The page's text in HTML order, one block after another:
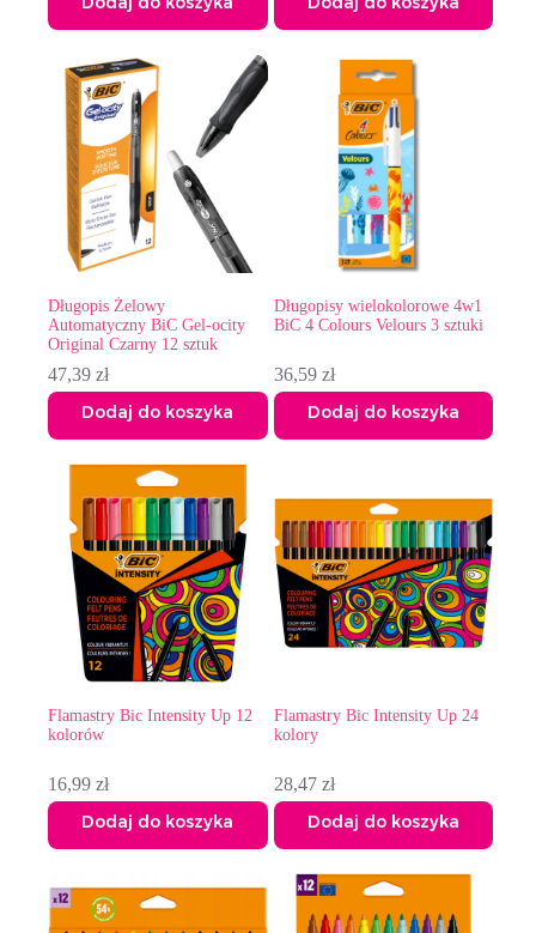
Długopis Żelowy
Automatyczny BiC Gel-ocity
Original Czarny 12 sztuk
47,39 zł
Dodaj do koszyka
Długopisy wielokolorowe 4w1
BiC 4 Colours Velours 3 sztuki
36,59 zł
Dodaj do koszyka
Flamastry Bic Intensity Up 12
kolorów
16,99 zł
Dodaj do koszyka
Flamastry Bic Intensity Up 24
kolory
28,47 zł
Dodaj do koszyka